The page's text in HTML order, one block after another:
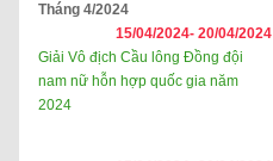
Tháng 4/2024
15/04/2024- 20/04/2024
Giải Vô địch Cầu lông Đồng đội
nam nữ hỗn hợp quốc gia năm
2024